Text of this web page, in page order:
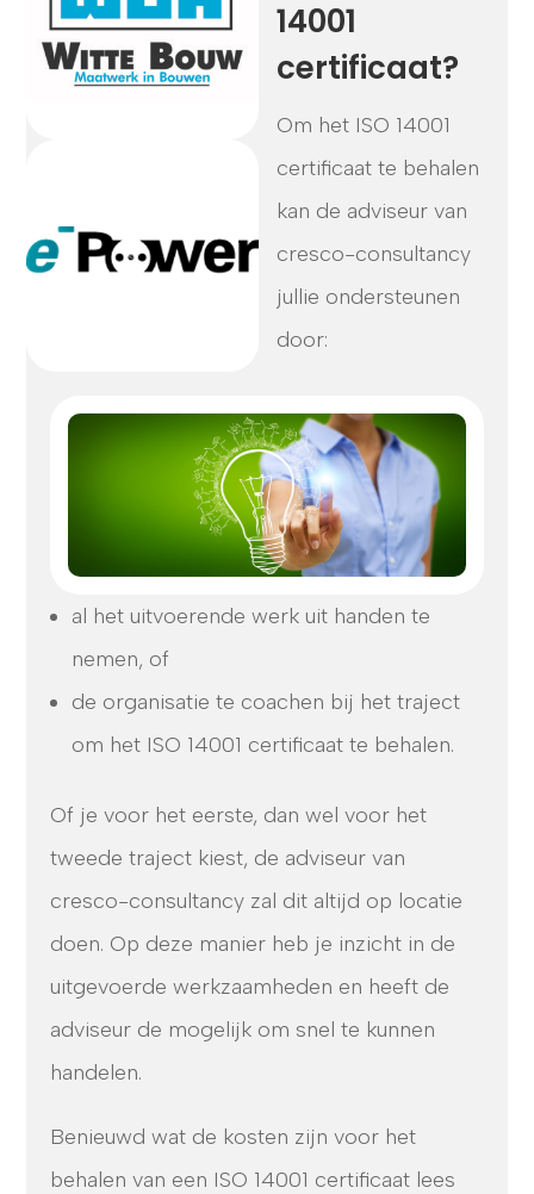
14001
certificaat?
Om het ISO 14001
certificaat te behalen
kan de adviseur van
cresco-consultancy
jullie ondersteunen
door:
al het uitvoerende werk uit handen te
nemen, of
de organisatie te coachen bij het traject
om het ISO 14001 certificaat te behalen.
Of je voor het eerste, dan wel voor het
tweede traject kiest, de adviseur van
cresco-consultancy zal dit altijd op locatie
doen. Op deze manier heb je inzicht in de
uitgevoerde werkzaamheden en heeft de
adviseur de mogelijk om snel te kunnen
handelen.
Benieuwd wat de kosten zijn voor het
behalen van een ISO 14001 certificaat lees